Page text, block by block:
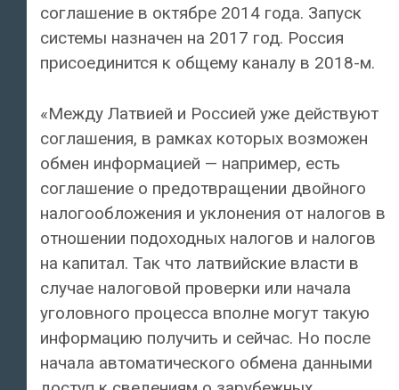
соглашение в октябре 2014 года. Запуск
системы назначен на 2017 год. Россия
присоединится к общему каналу в 2018-м.
«Между Латвией и Россией уже действуют
соглашения, в рамках которых возможен
обмен информацией — например, есть
соглашение о предотвращении двойного
налогообложения и уклонения от налогов в
отношении подоходных налогов и налогов
на капитал. Так что латвийские власти в
случае налоговой проверки или начала
уголовного процесса вполне могут такую
информацию получить и сейчас. Но после
начала автоматического обмена данными